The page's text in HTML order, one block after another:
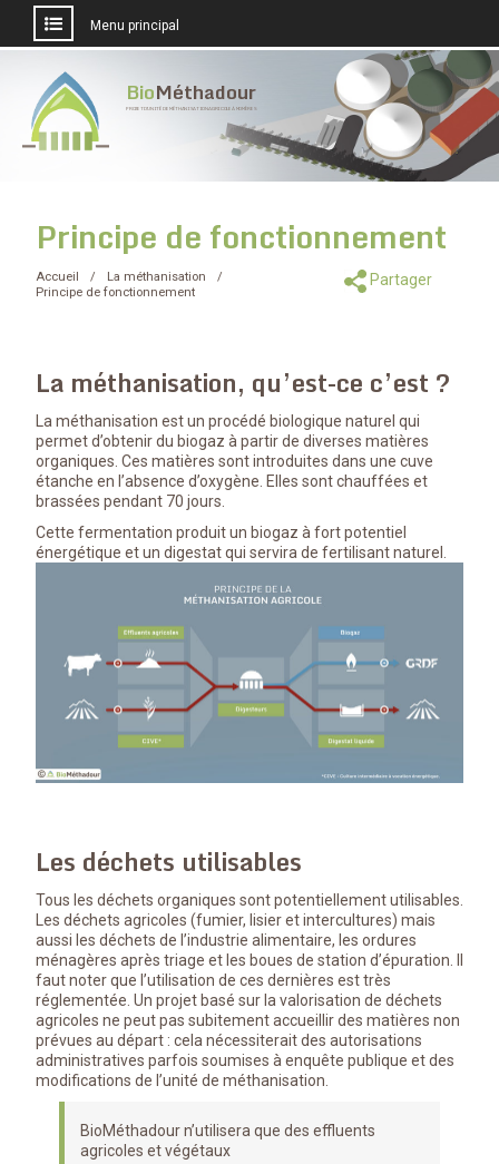
contenu
Menu principal
BioMéthadour
PROJET D'UNITÉ DE MÉTHANISATION AGRICOLE À MOMÈRES
Principe de fonctionnement
Partager
Accueil
La méthanisation
Principe de fonctionnement
La méthanisation, qu’est-ce c’est ?
La méthanisation est un procédé biologique naturel qui
permet d’obtenir du biogaz à partir de diverses matières
organiques. Ces matières sont introduites dans une cuve
étanche en l’absence d’oxygène. Elles sont chauffées et
brassées pendant 70 jours.
Cette fermentation produit un biogaz à fort potentiel
énergétique et un digestat qui servira de fertilisant naturel.
Les déchets utilisables
Tous les déchets organiques sont potentiellement utilisables.
Les déchets agricoles (fumier, lisier et intercultures) mais
aussi les déchets de l’industrie alimentaire, les ordures
ménagères après triage et les boues de station d’épuration. Il
faut noter que l’utilisation de ces dernières est très
réglementée. Un projet basé sur la valorisation de déchets
agricoles ne peut pas subitement accueillir des matières non
prévues au départ : cela nécessiterait des autorisations
administratives parfois soumises à enquête publique et des
modifications de l’unité de méthanisation.
BioMéthadour n’utilisera que des effluents
agricoles et végétaux